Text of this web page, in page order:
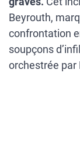
Beyrouth,
confrontation
soupçons
orchestrée par